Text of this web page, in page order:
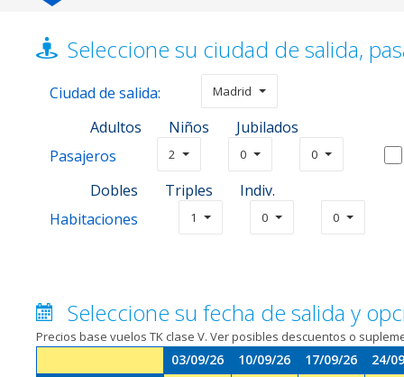
Seleccione su ciudad de salida,
Ciudad de salida: Madrid
Adultos Niños
Jubilados
Pasajeros
2 0 0
Dobles Triples
Indiv.
Habitaciones
1 0 0
Seleccione su fecha de salida y
Precios base vuelos TK clase V. Ver posibles descuentos o
03/09/26 10/09/26 17/09/26
24/